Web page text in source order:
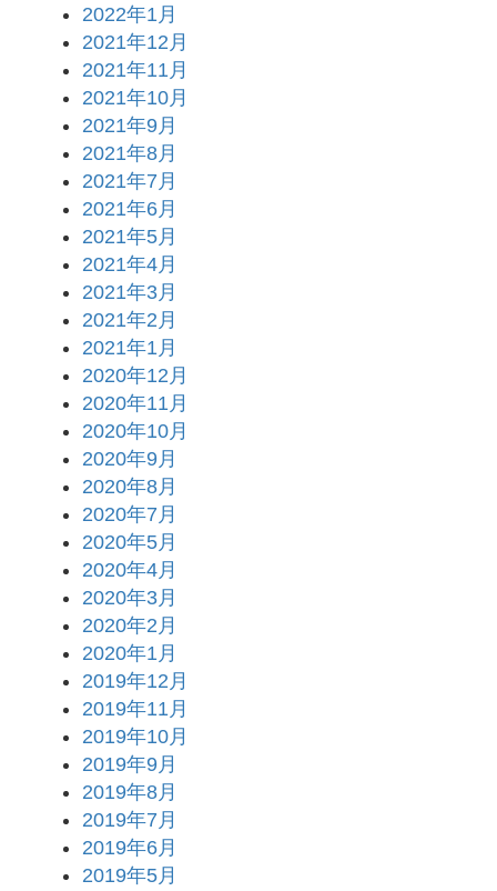
2022年1月
2021年12月
2021年11月
2021年10月
2021年9月
2021年8月
2021年7月
2021年6月
2021年5月
2021年4月
2021年3月
2021年2月
2021年1月
2020年12月
2020年11月
2020年10月
2020年9月
2020年8月
2020年7月
2020年5月
2020年4月
2020年3月
2020年2月
2020年1月
2019年12月
2019年11月
2019年10月
2019年9月
2019年8月
2019年7月
2019年6月
2019年5月